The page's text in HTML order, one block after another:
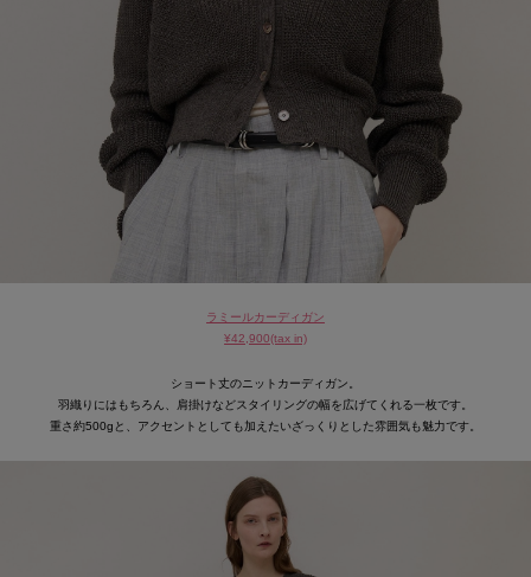
ラミールカーディガン
¥42,900(tax in)
ショート丈のニットカーディガン。
羽織りにはもちろん、肩掛けなどスタイリングの幅を広げてくれる一枚です。
重さ約500gと、アクセントとしても加えたいざっくりとした雰囲気も魅力です。